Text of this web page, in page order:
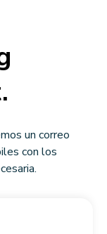
un correo
con los